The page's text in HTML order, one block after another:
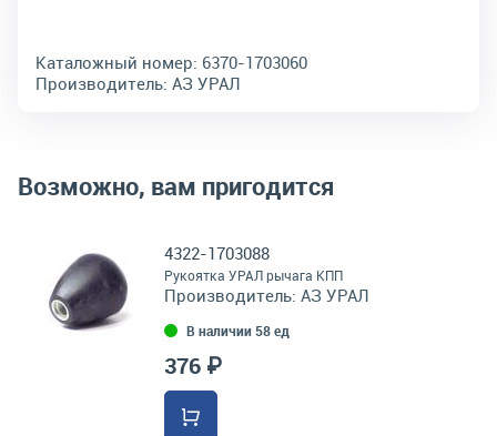
Каталожный номер: 6370-1703060
Производитель: АЗ УРАЛ
Возможно, вам пригодится
4322-1703088
Рукоятка УРАЛ рычага КПП
Производитель: АЗ УРАЛ
В наличии 58 ед
376 ₽